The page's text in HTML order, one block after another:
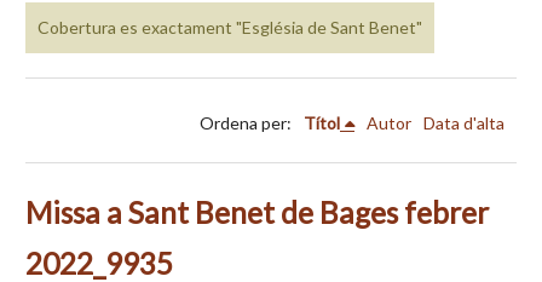
Cobertura es exactament "Església de Sant Benet"
Ordena per: Títol Autor Data d'alta
Missa a Sant Benet de Bages febrer
2022_9935